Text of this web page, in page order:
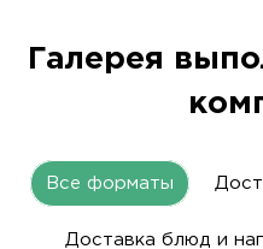
Галерея
Все форматы
Доставка блюд и